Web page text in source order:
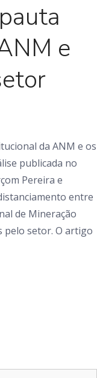
e
da ANM e os
publicada no
Pereira e
entre
de Mineração
pelo setor. O artigo